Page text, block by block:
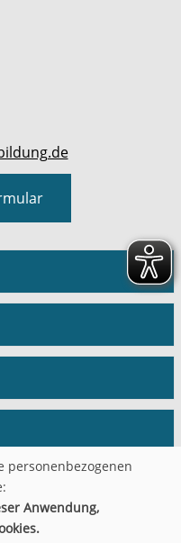
personenbezogenen
Anwendung,